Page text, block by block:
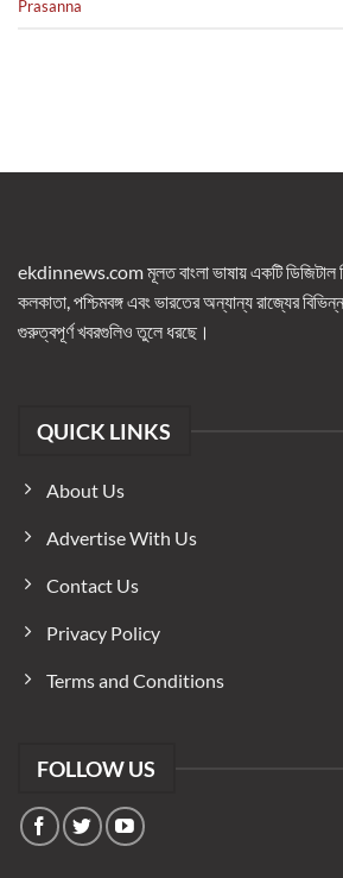
Prasanna
ekdinnews.com মূলত বাংলা ভাষায় একটি ডিজিটাল
কলকাতা, পশ্চিমবঙ্গ এবং ভারতের অন্যান্য রাজ্যের
গুরুত্বপূর্ণ খবরগুলিও তুলে ধরছে।
QUICK LINKS
About Us
Advertise With Us
Contact Us
Privacy Policy
Terms and Conditions
FOLLOW US